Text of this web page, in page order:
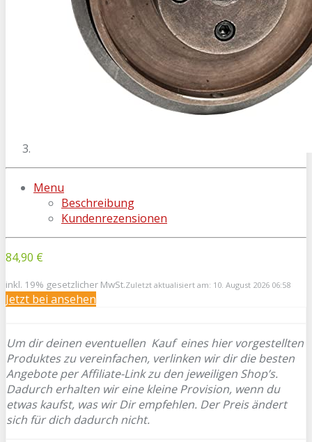
Menu
Beschreibung
Kundenrezensionen
84,90 €
inkl. 19% gesetzlicher MwSt.Zuletzt aktualisiert am: 10. August 2026 06:58
Jetzt bei ansehen
Um dir deinen eventuellen Kauf eines hier vorgestellten
Produktes zu vereinfachen, verlinken wir dir die besten
Angebote per Affiliate-Link zu den jeweiligen Shop’s.
Dadurch erhalten wir eine kleine Provision, wenn du
etwas kaufst, was wir Dir empfehlen. Der Preis ändert
sich für dich dadurch nicht.